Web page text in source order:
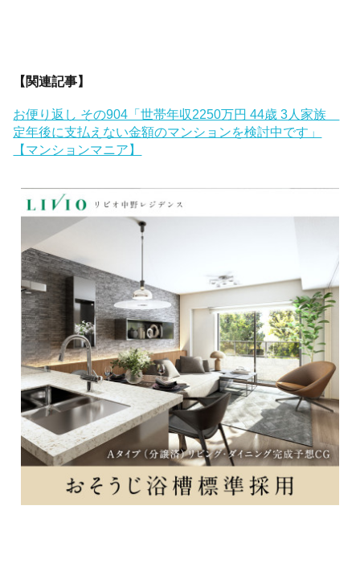
【関連記事】
お便り返し その904「世帯年収2250万円 44歳 3人家族
定年後に支払えない金額のマンションを検討中です」
【マンションマニア】